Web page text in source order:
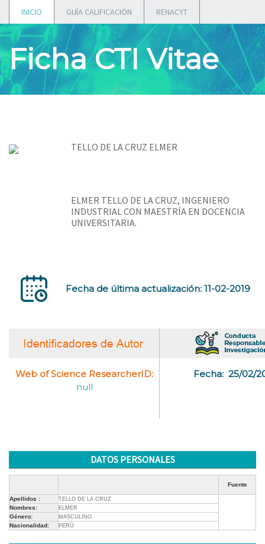
INICIO GUÍA CALIFICACIÓN RENACYT
Ficha CTI Vitae
TELLO DE LA CRUZ ELMER
ELMER TELLO DE LA CRUZ, INGENIERO
INDUSTRIAL CON MAESTRÍA EN DOCENCIA
UNIVERSITARIA.
Fecha de última actualización: 11-02-2019
Web of Science ResearcherID:
null
Fecha: 25/02/
DATOS PERSONALES
Fuente
Apellidos : TELLO DE LA CRUZ
Nombres: ELMER
Género: MASCULINO
Nacionalidad: PERÚ